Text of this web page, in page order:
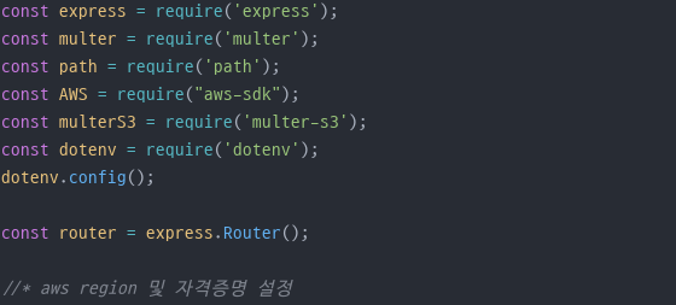
const express = require( 'express' );
const multer = require( 'multer' );
const path = require( 'path' );
const AWS = require("aws-sdk");
const multerS3 = require( 'multer-s3' );
const dotenv = require( 'dotenv' );
dotenv. config();
const router = express. Router();
//* aws region 및 자격증명 설정